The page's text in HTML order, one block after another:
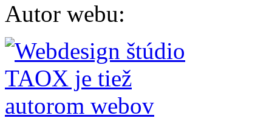
Autor webu: